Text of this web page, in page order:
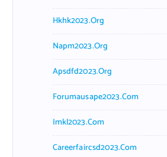
Hkhk2023.org
Napm2023.org
Apsdfd2023.org
Forumausape2023.com
Imkl2023.com
Careerfaircsd2023.com